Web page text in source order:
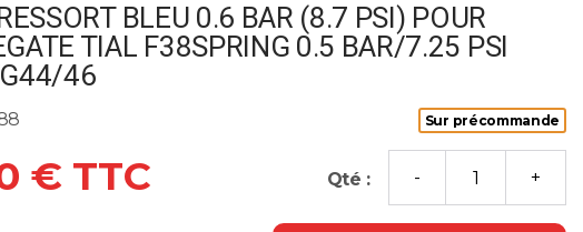
BLEU 0.6 BAR (8.7 PSI) POUR
TIAL F38SPRING 0.5 BAR/7.25 PSI
46
Sur précommande
€ TTC Qté :